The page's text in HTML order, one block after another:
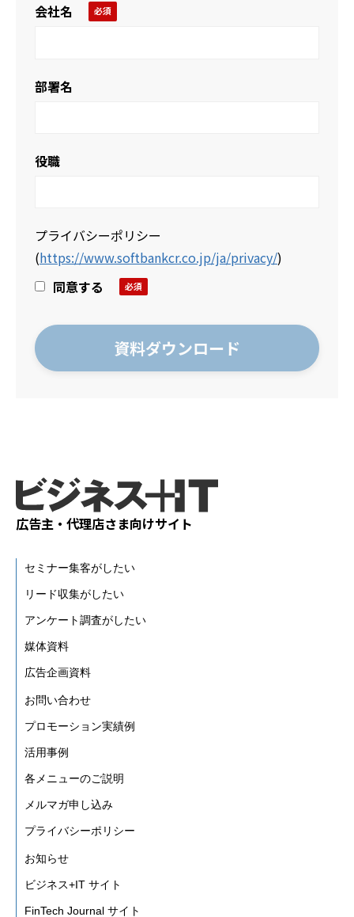
会社名
部署名
役職
プライバシーポリシー
(https://www.softbankcr.co.jp/ja/privacy/)
同意する
広告主・代理店さま向けサイト
セミナー集客がしたい
リード収集がしたい
アンケート調査がしたい
媒体資料
広告企画資料
お問い合わせ
プロモーション実績例
活用事例
各メニューのご説明
メルマガ申し込み
プライバシーポリシー
お知らせ
ビジネス+IT サイト
FinTech Journal サイト